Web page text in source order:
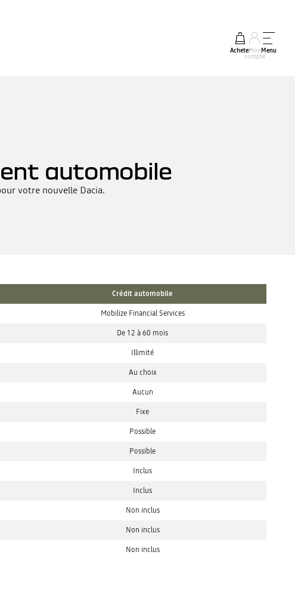
AcheterMon
compte
Menu
automobile
votre nouvelle Dacia.
Crédit automobile
Mobilize Financial Services
De 12 à 60 mois
Illimité
Au choix
Aucun
Fixe
Possible
Possible
Inclus
Inclus
Non inclus
Non inclus
Non inclus